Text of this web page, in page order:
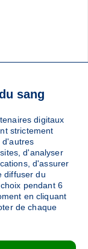
sang
digitaux
strictement
d'autres
d'analyser
d'assurer
diffuser du
pendant 6
en cliquant
de chaque